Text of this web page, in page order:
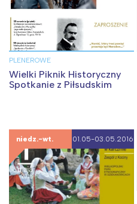
PLENEROWE
Wielki Piknik Historyczny
Spotkanie z Piłsudskim
niedz.-wt. 01.05-03.05.2016